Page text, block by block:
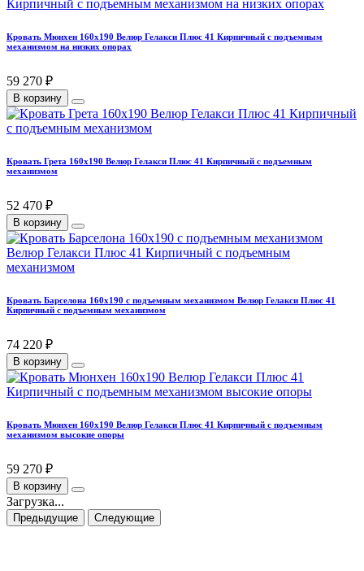
Кровать Мюнхен 160х190 Велюр Гелакси Плюс 41 Кирпичный с подъемным
механизмом на низких опорах
59 270 ₽
В корзину
Кровать Грета 160х190 Велюр Гелакси Плюс 41 Кирпичный с подъемным
механизмом
52 470 ₽
В корзину
Кровать Барселона 160х190 с подъемным механизмом Велюр Гелакси Плюс 41
Кирпичный с подъемным механизмом
74 220 ₽
В корзину
Кровать Мюнхен 160х190 Велюр Гелакси Плюс 41 Кирпичный с подъемным
механизмом высокие опоры
59 270 ₽
В корзину
Загрузка...
Предыдущие Следующие